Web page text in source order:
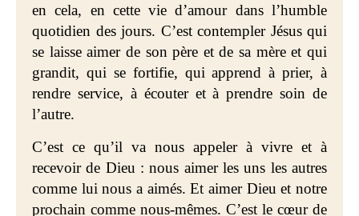
en cela, en cette vie d’amour dans l’humble
quotidien des jours. C’est contempler Jésus qui
se laisse aimer de son père et de sa mère et qui
grandit, qui se fortifie, qui apprend à prier, à
rendre service, à écouter et à prendre soin de
l’autre.
C’est ce qu’il va nous appeler à vivre et à
recevoir de Dieu : nous aimer les uns les autres
comme lui nous a aimés. Et aimer Dieu et notre
prochain comme nous-mêmes. C’est le cœur de